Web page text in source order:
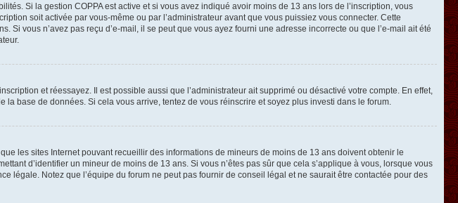
Si la gestion COPPA est active et si vous avez indiqué avoir moins de 13 ans lors de l’inscription, vous
soit activée par vous-même ou par l’administrateur avant que vous puissiez vous connecter. Cette
vous n’avez pas reçu d’e-mail, il se peut que vous ayez fourni une adresse incorrecte ou que l’e-mail ait été
et réessayez. Il est possible aussi que l’administrateur ait supprimé ou désactivé votre compte. En effet,
base de données. Si cela vous arrive, tentez de vous réinscrire et soyez plus investi dans le forum.
les sites Internet pouvant recueillir des informations de mineurs de moins de 13 ans doivent obtenir le
d’identifier un mineur de moins de 13 ans. Si vous n’êtes pas sûr que cela s’applique à vous, lorsque vous
légale. Notez que l’équipe du forum ne peut pas fournir de conseil légal et ne saurait être contactée pour des